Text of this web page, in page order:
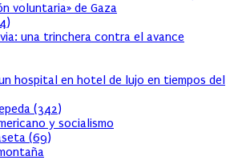
voluntaria» de Gaza
)
una trinchera contra el avance
hospital en hotel de lujo en tiempos del
(342)
y socialismo
(69)